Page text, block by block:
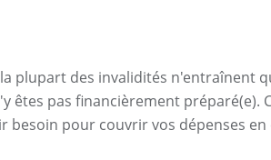
plupart des invalidités n'entraînent
pas financièrement préparé(e).
pour couvrir vos dépenses en